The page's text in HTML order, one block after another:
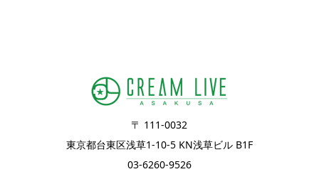
〒 111-0032
東京都台東区浅草1-10-5 KN浅草ビル B1F
03-6260-9526